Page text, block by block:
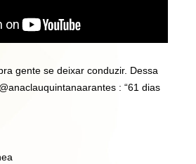
gente se deixar conduzir. Dessa
: “61 dias